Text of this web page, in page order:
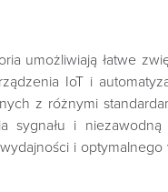
umożliwiają łatwe
IoT i
z różnymi
sygnału i
i